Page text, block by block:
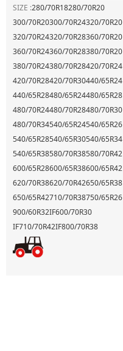
SIZE :280/70R18280/70R20
300/70R20300/70R24320/70R20
320/70R24320/70R28360/70R20
360/70R24360/70R28380/70R20
380/70R24380/70R28420/70R24
420/70R28420/70R30440/65R24
440/65R28480/65R24480/65R28
480/70R24480/70R28480/70R30
480/70R34540/65R24540/65R26
540/65R28540/65R30540/65R34
540/65R38580/70R38580/70R42
600/65R28600/65R38600/65R42
620/70R38620/70R42650/65R38
650/65R42710/70R38750/65R26
900/60R32IF600/70R30
IF710/70R42IF800/70R38